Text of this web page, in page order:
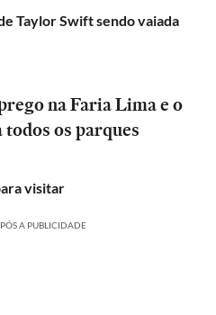
Taylor Swift sendo vaiada
na Faria Lima e o
os parques
visitar
A PUBLICIDADE